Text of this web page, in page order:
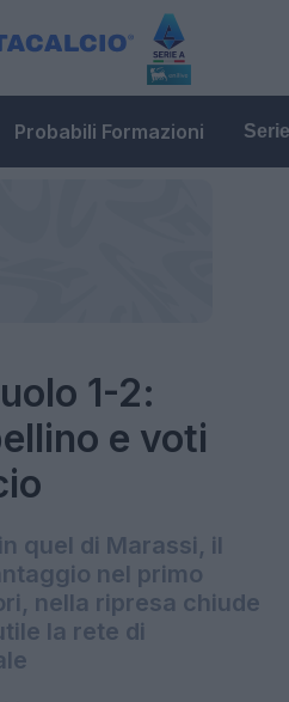
Probabili Formazioni
1-2:
e voti
quel di Marassi, il
nel primo
nella ripresa chiude
la rete di